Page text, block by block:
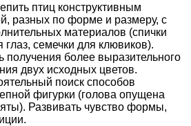
птиц конструктивным
разных по форме и размеру, с
материалов (спички
глаз, семечки для клювиков).
получения более выразительного
двух исходных цветов.
поиск способов
фигурки (голова опущена
Развивать чувство формы,